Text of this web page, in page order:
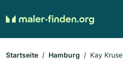
Startseite Hamburg
Kay